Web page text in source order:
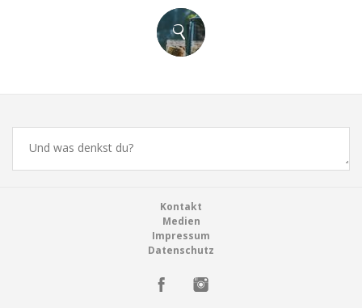
Kontakt
Medien
Impressum
Datenschutz